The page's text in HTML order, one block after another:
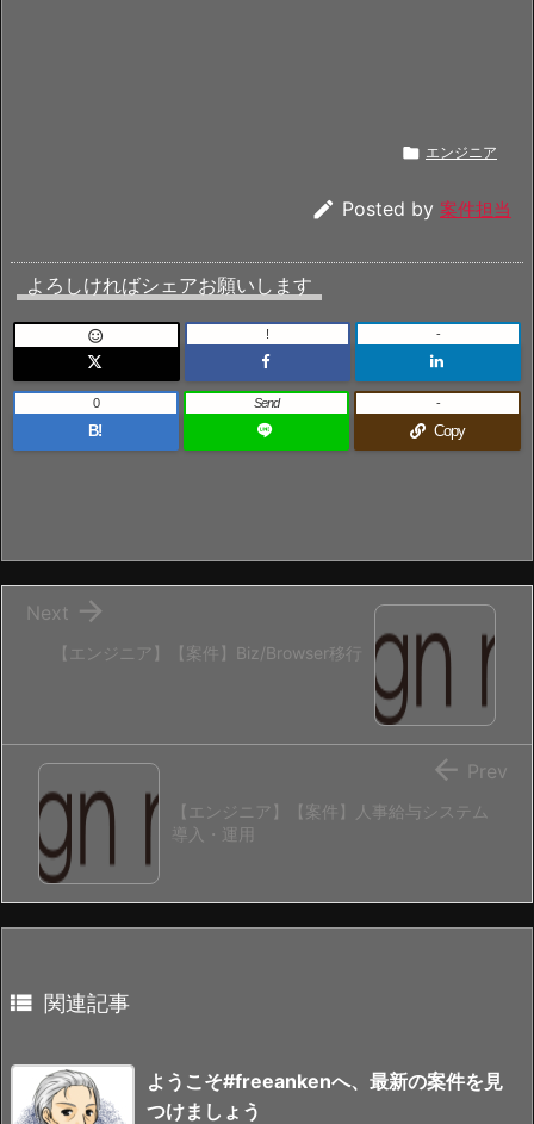
 エンジニア
 Posted by 案件担当
よろしければシェアお願いします
 ! -
B!
0 Send
Copy
-
【エンジニア】【案件】Biz/Browser移行

Next
【エンジニア】【案件】人事給与システム
導入・運用
 Prev
 関連記事
ようこそ#freeankenへ、最新の案件を見
つけましょう